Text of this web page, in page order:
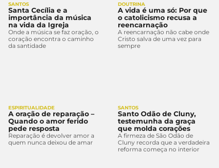
SANTOS
Santa Cecília e a
importância da música
na vida da Igreja
Onde a música se faz oração, o
coração encontra o caminho
da santidade
DOUTRINA
A vida é uma só: Por que
o catolicismo recusa a
reencarnação
A reencarnação não cabe onde
Cristo salva de uma vez para
sempre
ESPIRITUALIDADE
A oração de reparação –
Quando o amor ferido
pede resposta
Reparação é devolver amor a
quem nunca deixou de amar
SANTOS
Santo Odão de Cluny,
testemunha da graça
que molda corações
A firmeza de São Odão de
Cluny recorda que a verdadeira
reforma começa no interior